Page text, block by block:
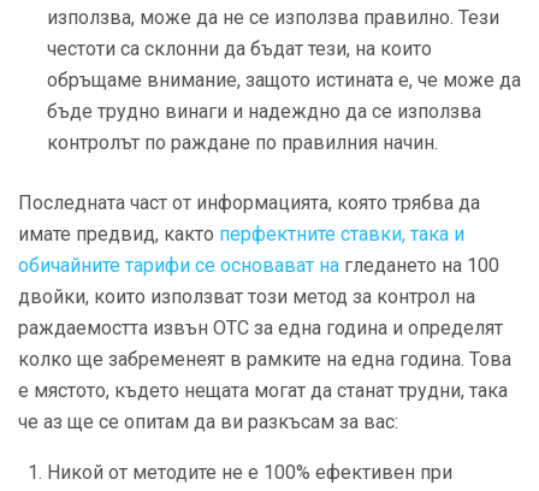
използва, може да не се използва правилно. Тези
честоти са склонни да бъдат тези, на които
обръщаме внимание, защото истината е, че може да
бъде трудно винаги и надеждно да се използва
контролът по раждане по правилния начин.
Последната част от информацията, която трябва да
имате предвид, както перфектните ставки, така и
обичайните тарифи се основават на гледането на 100
двойки, които използват този метод за контрол на
раждаемостта извън OTC за една година и определят
колко ще забременеят в рамките на една година. Това
е мястото, където нещата могат да станат трудни, така
че аз ще се опитам да ви разкъсам за вас:
Никой от методите не е 100% ефективен при